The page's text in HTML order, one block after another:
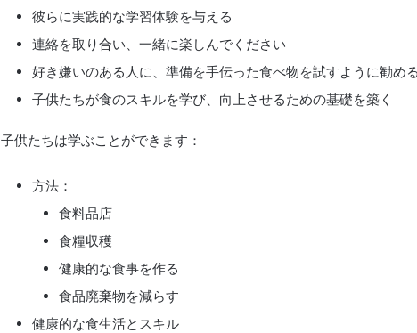
彼らに実践的な学習体験を与える
連絡を取り合い、一緒に楽しんでください
好き嫌いのある人に、準備を手伝った食べ物を試すように勧める
子供たちが食のスキルを学び、向上させるための基礎を築く
子供たちは学ぶことができます：
方法：
食料品店
食糧収穫
健康的な食事を作る
食品廃棄物を減らす
健康的な食生活とスキル